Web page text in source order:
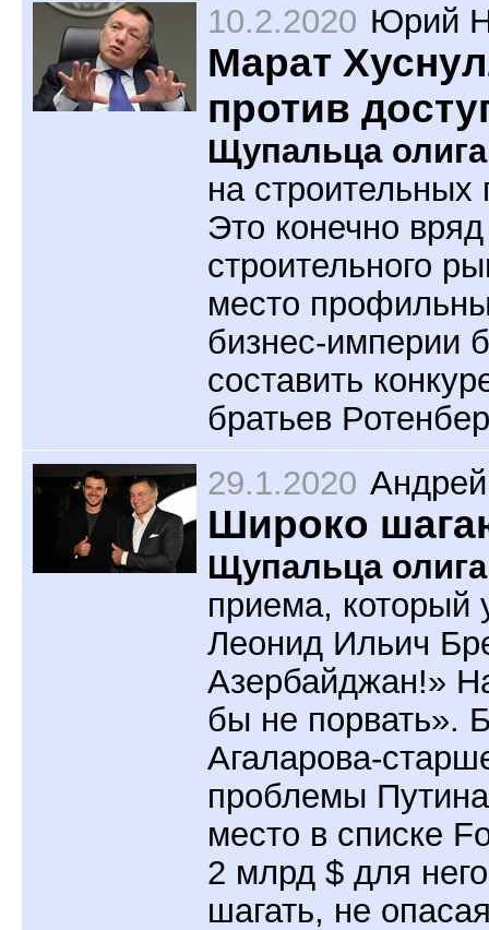
10.2.2020 Юрий
Марат
против
Щупальца
на строительных
Это конечно
строительного
место
бизнес-империи
составить
братьев
29.1.2020
Широко
Щупальца
приема, который
Леонид Ильич
Азербайджан!»
бы не порвать».
Агаларова-
проблемы
место в списке
2 млрд $ для
шагать, не